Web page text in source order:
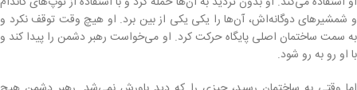
و شمشیرهای دوگانه‌اش، آن‌ها را یکی یکی از بین برد. او هیچ وقت توقف نکرد و
به سمت ساختمان اصلی پایگاه حرکت کرد. او می‌خواست رهبر دشمن را پیدا کند و
با او رو به رو شود.